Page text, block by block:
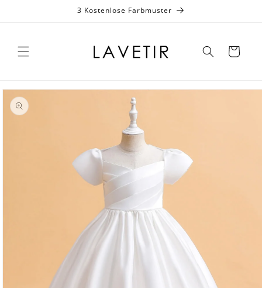
3 Kostenlose Farbmuster
Warenkorb